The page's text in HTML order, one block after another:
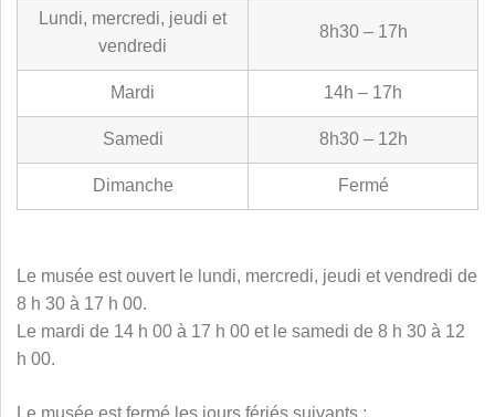
Lundi, mercredi, jeudi et
vendredi
8h30 – 17h
Mardi 14h – 17h
Samedi 8h30 – 12h
Dimanche Fermé
Le musée est ouvert le lundi, mercredi, jeudi et vendredi de
8 h 30 à 17 h 00.
Le mardi de 14 h 00 à 17 h 00 et le samedi de 8 h 30 à 12
h 00.
Le musée est fermé les jours fériés suivants :